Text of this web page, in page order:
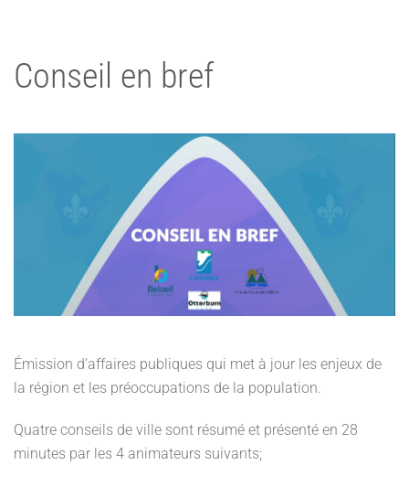
Conseil en bref
Émission d’affaires publiques qui met à jour les enjeux de
la région et les préoccupations de la population.
Quatre conseils de ville sont résumé et présenté en 28
minutes par les 4 animateurs suivants;